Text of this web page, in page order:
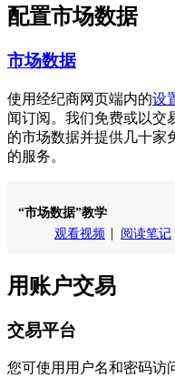
配置市场数据
市场数据
使用经纪商网页端内的设
闻订阅。我们免费或以交
的市场数据并提供几十家
的服务。
“市场数据”教学
观看视频
阅读笔记
用账户交易
交易平台
您可使用用户名和密码访